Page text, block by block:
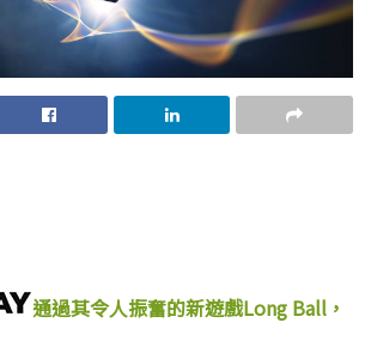
通過其令人振奮的新遊戲Long Ball，